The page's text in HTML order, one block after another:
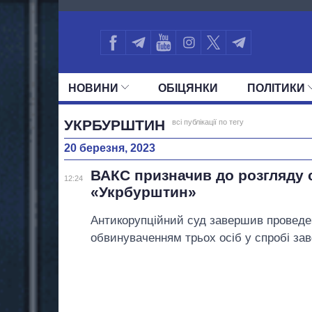
4471
НОВИНИ ОБIЦЯНКИ ПОЛIТИКИ
УСІ ПОЛІТИКИ ПРЕЗИДЕНТ І ОФІС
УКРБУРШТИН всі публікації по тегу
20 березня, 2023
12:24
ВАКС призначив до розгляду
«Укрбурштин»
Антикорупційний суд завершив
обвинуваченням трьох осіб у спробі